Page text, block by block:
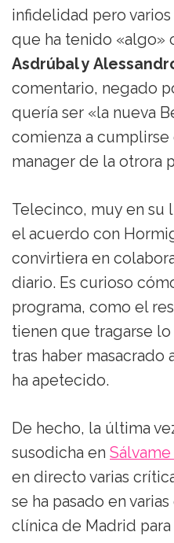
infidelidad pero
que ha tenido «algo»
Asdrúbal y
comentario, negado
quería ser «la nueva
comienza a
manager de la otrora
Telecinco, muy en su
el acuerdo con
convirtiera en
diario. Es curioso
programa, como el
tienen que tragarse
tras haber
ha apetecido.
De hecho, la última
susodicha en
en directo varias
se ha pasado en
clínica de Madrid